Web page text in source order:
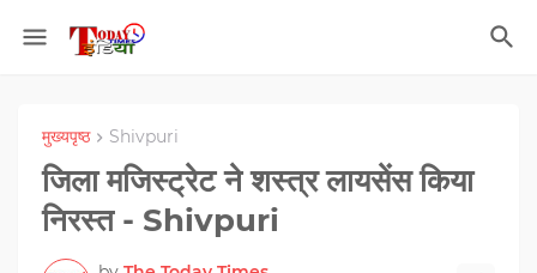
मुख्यपृष्ठ Shivpuri
जिला मजिस्ट्रेट ने शस्त्र लायसेंस किया
निरस्त - Shivpuri